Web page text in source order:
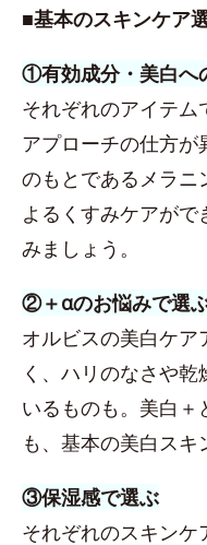
■基本のスキンケア
①有効成分・美白へ
それぞれのアイテ
アプローチの仕方が
のもとであるメラニ
よるくすみケアが
みましょう。
②＋αのお悩みで選
オルビスの美白ケア
く、ハリのなさや
いるものも。美白
も、基本の美白スキ
③保湿感で選ぶ
それぞれのスキン